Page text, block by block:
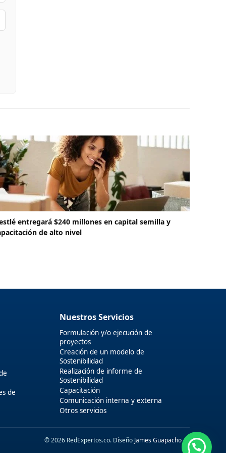
entregará $240 millones en capital semilla y
de alto nivel
de
Nuestros Servicios
Formulación y/o ejecución de
proyectos
Creación de un modelo de
Sostenibilidad
Realización de informe de
Sostenibilidad
Capacitación
Comunicación interna y externa
Otros servicios
© 2026 RedExpertos.co. Diseño James Guapacho